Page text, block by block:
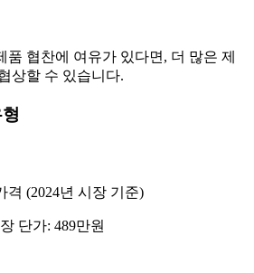
품 협찬에 여유가 있다면, 더 많은 제
상할 수 있습니다.
격 (2024년 시장 기준)
단가: 489만원